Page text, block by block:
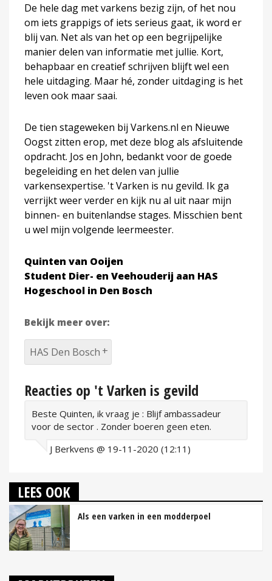
De hele dag met varkens bezig zijn, of het nou
om iets grappigs of iets serieus gaat, ik word er
blij van. Net als van het op een begrijpelijke
manier delen van informatie met jullie. Kort,
behapbaar en creatief schrijven blijft wel een
hele uitdaging. Maar hé, zonder uitdaging is het
leven ook maar saai.
De tien stageweken bij Varkens.nl en Nieuwe
Oogst zitten erop, met deze blog als afsluitende
opdracht. Jos en John, bedankt voor de goede
begeleiding en het delen van jullie
varkensexpertise. 't Varken is nu gevild. Ik ga
verrijkt weer verder en kijk nu al uit naar mijn
binnen- en buitenlandse stages. Misschien bent
u wel mijn volgende leermeester.
Quinten van Ooijen
Student Dier- en Veehouderij aan HAS
Hogeschool in Den Bosch
Bekijk meer over:
HAS Den Bosch
Reacties op 't Varken is gevild
Beste Quinten, ik vraag je : Blijf ambassadeur
voor de sector . Zonder boeren geen eten.
J Berkvens @ 19-11-2020 (12:11)
LEES OOK
Als een varken in een modderpoel